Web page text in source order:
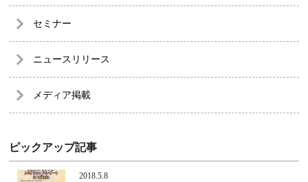
セミナー
ニュースリリース
メディア掲載
ピックアップ記事
2018.5.8